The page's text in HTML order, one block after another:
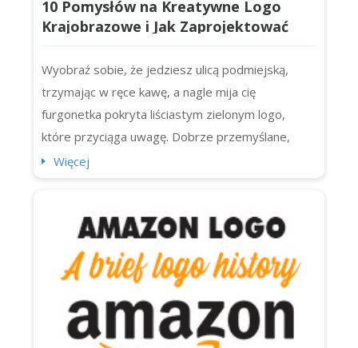
10 Pomysłów na Kreatywne Logo
Krajobrazowe i Jak Zaprojektować
Własne
Wyobraź sobie, że jedziesz ulicą podmiejską,
trzymając w ręce kawę, a nagle mija cię
furgonetka pokryta liściastym zielonym logo,
które przyciąga uwagę. Dobrze przemyślane,
pięknie wykonane logo krajobrazowe może być
klientem na bloku. Nie ma znaczenia, czy jesteś
jednoosobowym mistrzem ogrodniczym...
Więcej